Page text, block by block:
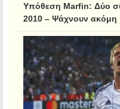
Υπόθεση Marfin: Δύο
2010 – Ψάχνουν ακόμη